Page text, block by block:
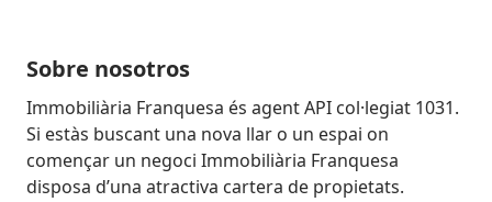
Sobre nosotros
Immobiliària Franquesa és agent API col·legiat 1031.
Si estàs buscant una nova llar o un espai on
començar un negoci Immobiliària Franquesa
disposa d’una atractiva cartera de propietats.